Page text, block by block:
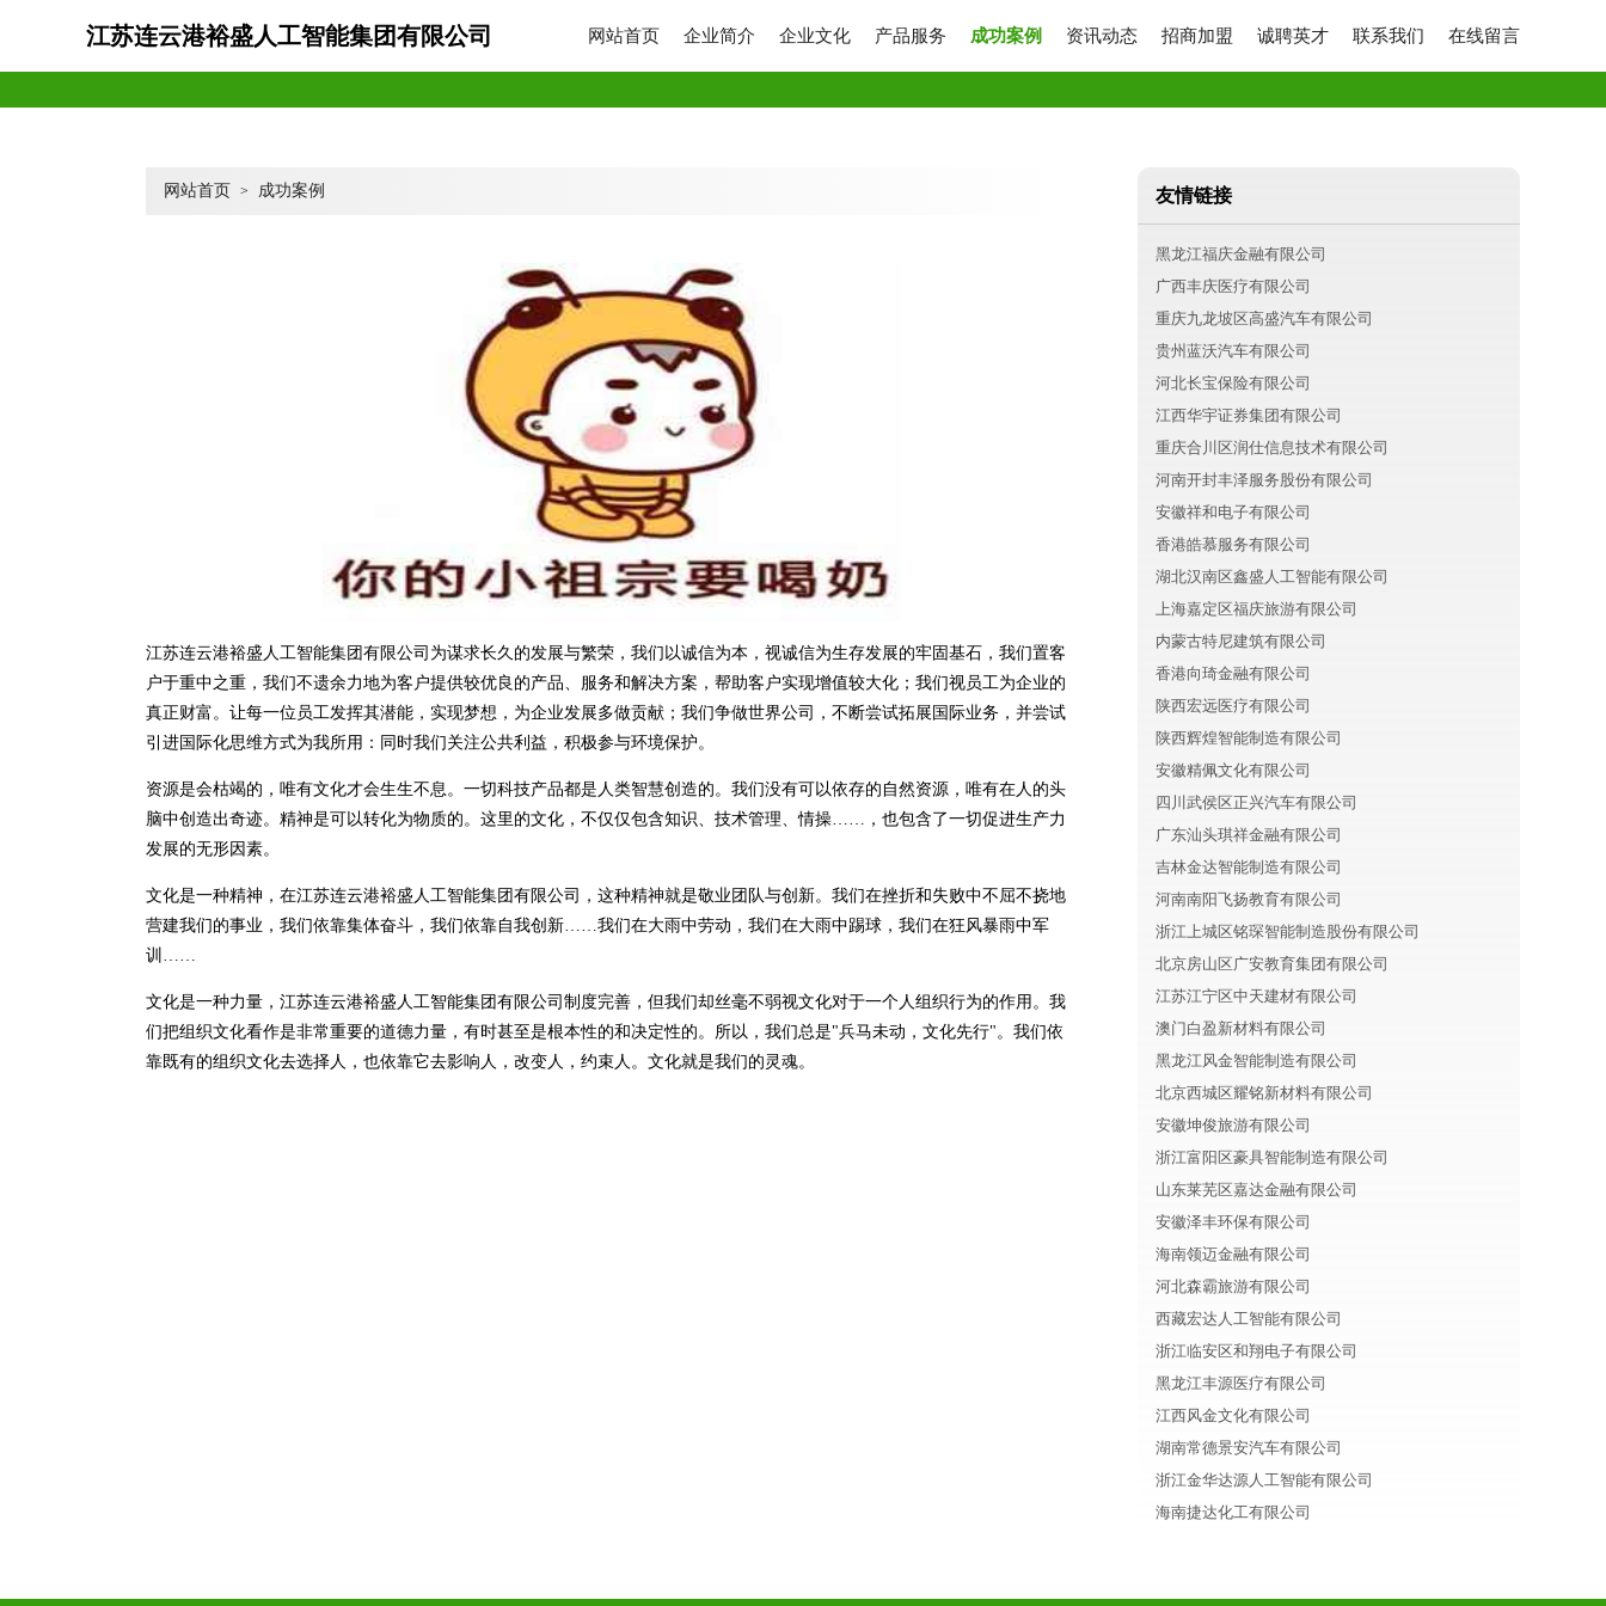
江苏连云港裕盛人工智能集团有限公司 网站首页 企业简介 企业文化 产品服务 成功案例 资讯动态 招商加盟 诚聘英才 联系我们 在线留言
网站首页 > 成功案例
江苏连云港裕盛人工智能集团有限公司为谋求长久的发展与繁荣，我们以诚信为本，视诚信为生存发展的牢固基石，我们置客
户于重中之重，我们不遗余力地为客户提供较优良的产品、服务和解决方案，帮助客户实现增值较大化；我们视员工为企业的
真正财富。让每一位员工发挥其潜能，实现梦想，为企业发展多做贡献；我们争做世界公司，不断尝试拓展国际业务，并尝试
引进国际化思维方式为我所用：同时我们关注公共利益，积极参与环境保护。
资源是会枯竭的，唯有文化才会生生不息。一切科技产品都是人类智慧创造的。我们没有可以依存的自然资源，唯有在人的头
脑中创造出奇迹。精神是可以转化为物质的。这里的文化，不仅仅包含知识、技术管理、情操……，也包含了一切促进生产力
发展的无形因素。
文化是一种精神，在江苏连云港裕盛人工智能集团有限公司，这种精神就是敬业团队与创新。我们在挫折和失败中不屈不挠地
营建我们的事业，我们依靠集体奋斗，我们依靠自我创新……我们在大雨中劳动，我们在大雨中踢球，我们在狂风暴雨中军
训……
文化是一种力量，江苏连云港裕盛人工智能集团有限公司制度完善，但我们却丝毫不弱视文化对于一个人组织行为的作用。我
们把组织文化看作是非常重要的道德力量，有时甚至是根本性的和决定性的。所以，我们总是"兵马未动，文化先行"。我们依
靠既有的组织文化去选择人，也依靠它去影响人，改变人，约束人。文化就是我们的灵魂。
友情链接
黑龙江福庆金融有限公司
广西丰庆医疗有限公司
重庆九龙坡区高盛汽车有限公司
贵州蓝沃汽车有限公司
河北长宝保险有限公司
江西华宇证券集团有限公司
重庆合川区润仕信息技术有限公司
河南开封丰泽服务股份有限公司
安徽祥和电子有限公司
香港皓慕服务有限公司
湖北汉南区鑫盛人工智能有限公司
上海嘉定区福庆旅游有限公司
内蒙古特尼建筑有限公司
香港向琦金融有限公司
陕西宏远医疗有限公司
陕西辉煌智能制造有限公司
安徽精佩文化有限公司
四川武侯区正兴汽车有限公司
广东汕头琪祥金融有限公司
吉林金达智能制造有限公司
河南南阳飞扬教育有限公司
浙江上城区铭琛智能制造股份有限公司
北京房山区广安教育集团有限公司
江苏江宁区中天建材有限公司
澳门白盈新材料有限公司
黑龙江风金智能制造有限公司
北京西城区耀铭新材料有限公司
安徽坤俊旅游有限公司
浙江富阳区豪具智能制造有限公司
山东莱芜区嘉达金融有限公司
安徽泽丰环保有限公司
海南领迈金融有限公司
河北森霸旅游有限公司
西藏宏达人工智能有限公司
浙江临安区和翔电子有限公司
黑龙江丰源医疗有限公司
江西风金文化有限公司
湖南常德景安汽车有限公司
浙江金华达源人工智能有限公司
海南捷达化工有限公司